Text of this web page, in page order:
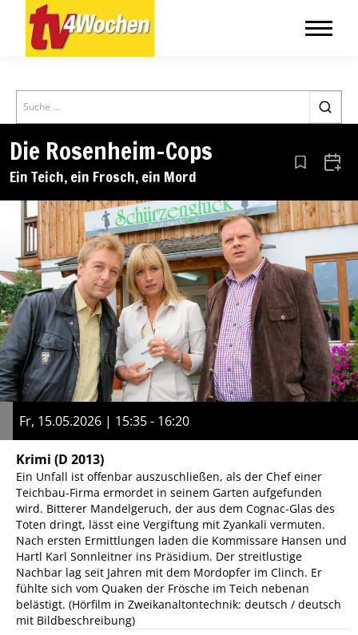
Search
Die Rosenheim-Cops
Ein Teich, ein Frosch, ein Mord Aus den
Fr, 15.05.2026 | 15:35 - 16:20
Krimi (D 2013)
Ein Unfall ist offenbar auszuschließen, als der Chef einer
Teichbau-Firma ermordet in seinem Garten aufgefunden
wird. Bitterer Mandelgeruch, der aus dem Cognac-Glas des
Toten dringt, lässt eine Vergiftung mit Zyankali vermuten.
Nach ersten Ermittlungen laden die Kommissare Hansen und
Hartl Karl Sonnleitner ins Präsidium. Der streitlustige
Nachbar lag seit Jahren mit dem Mordopfer im Clinch. Er
fühlte sich vom Quaken der Frösche im Teich nebenan
belästigt. (Hörfilm in Zweikanaltontechnik: deutsch / deutsch
mit Bildbeschreibung)